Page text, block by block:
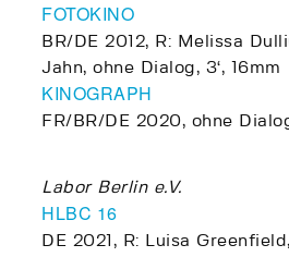
FOTOKINO
BR/DE 2012, R: Melissa
Jahn, ohne Dialog, 3‘, 16mm
KINOGRAPH
FR/BR/DE 2020, ohne
Labor Berlin e.V.
HLBC 16
DE 2021, R: Luisa